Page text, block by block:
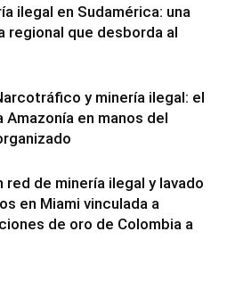
ilegal en Sudamérica: una
regional que desborda al
y minería ilegal: el
Amazonía en manos del
red de minería ilegal y lavado
en Miami vinculada a
de oro de Colombia a